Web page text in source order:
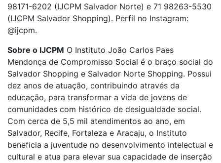
98171-6202 (IJCPM Salvador Norte) e 71 98263-5530
(IJCPM Salvador Shopping). Perfil no Instagram:
@ijcpm.
Sobre o IJCPM O Instituto João Carlos Paes
Mendonça de Compromisso Social é o braço social do
Salvador Shopping e Salvador Norte Shopping. Possui
dez anos de atuação, contribuindo através da
educação, para transformar a vida de jovens de
comunidades com histórico de desigualdade social.
Com cerca de 5,5 mil atendimentos ao ano, em
Salvador, Recife, Fortaleza e Aracaju, o Instituto
beneficia a juventude no desenvolvimento intelectual e
cultural e atua para elevar sua capacidade de inserção